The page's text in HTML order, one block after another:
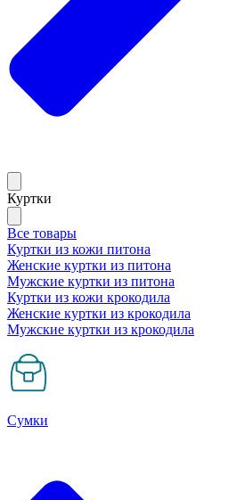
Куртки
Все товары
Куртки из кожи питона
Женские куртки из питона
Мужские куртки из питона
Куртки из кожи крокодила
Женские куртки из крокодила
Мужские куртки из крокодила
Сумки